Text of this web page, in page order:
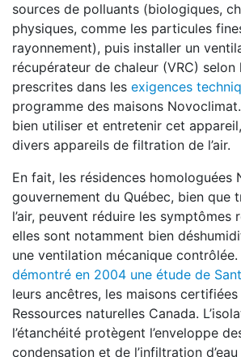
sources de polluants (biologiques,
physiques, comme les particules
rayonnement), puis installer un
récupérateur de chaleur (VRC) selon
prescrites dans les exigences
programme des maisons
bien utiliser et entretenir cet
divers appareils de filtration de l’air.
En fait, les résidences homologuées
gouvernement du Québec, bien que
l’air, peuvent réduire les symptômes
elles sont notamment bien
une ventilation mécanique contrôlée.
démontré en 2004 une étude de
leurs ancêtres, les maisons
Ressources naturelles Canada.
l’étanchéité protègent l’enveloppe
condensation et de l’infiltration